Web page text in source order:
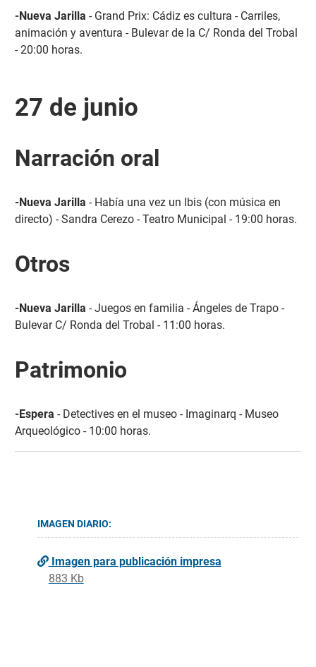
-Nueva Jarilla - Grand Prix: Cádiz es cultura - Carriles,
animación y aventura - Bulevar de la C/ Ronda del Trobal
- 20:00 horas.
27 de junio
Narración oral
-Nueva Jarilla - Había una vez un Ibis (con música en
directo) - Sandra Cerezo - Teatro Municipal - 19:00 horas.
Otros
-Nueva Jarilla - Juegos en familia - Ángeles de Trapo -
Bulevar C/ Ronda del Trobal - 11:00 horas.
Patrimonio
-Espera - Detectives en el museo - Imaginarq - Museo
Arqueológico - 10:00 horas.
IMAGEN DIARIO:
Imagen para publicación impresa
883 Kb